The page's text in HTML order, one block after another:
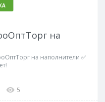
на
на наполнители ✅
5